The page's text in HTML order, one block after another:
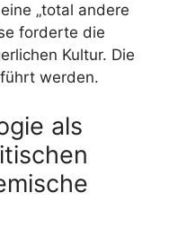
„total andere
forderte die
Kultur. Die
werden.
als